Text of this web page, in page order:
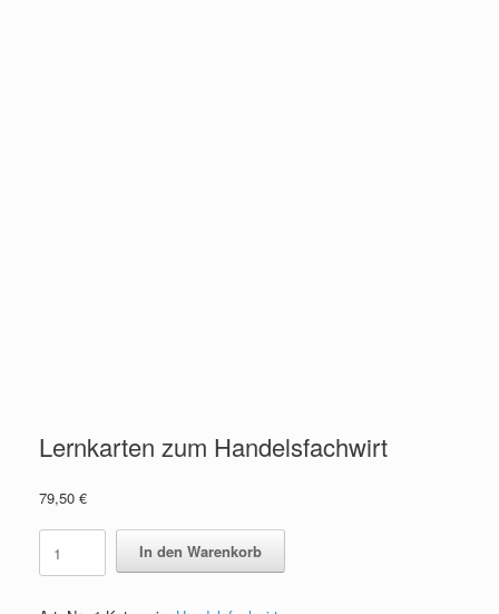
Lernkarten zum Handelsfachwirt
79,50 €
zum
Handelsfachwirt
In den Warenkorb